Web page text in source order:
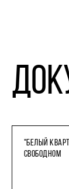
"БЕЛЫЙ
СВОБОДНОМ